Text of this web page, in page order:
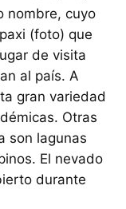
nombre, cuyo
(foto) que
de visita
al país. A
gran variedad
Otras
son lagunas
El nevado
durante